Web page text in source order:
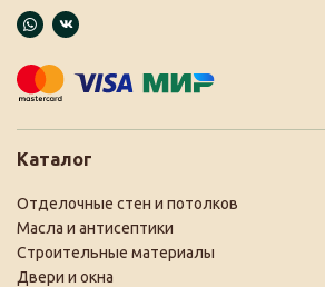
Каталог
Отделочные стен и потолков
Масла и антисептики
Строительные материалы
Двери и окна